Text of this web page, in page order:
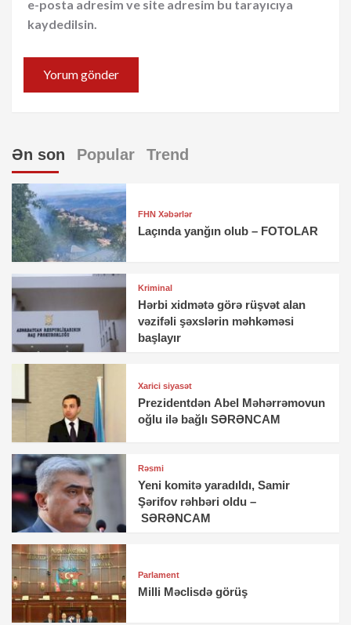
e-posta adresim ve site adresim bu tarayıcıya
kaydedilsin.
Ən son Popular Trend
FHN Xəbərlər
Laçında yanğın olub – FOTOLAR
Kriminal
Hərbi xidmətə görə rüşvət alan
vəzifəli şəxslərin məhkəməsi
başlayır
Xarici siyasət
Prezidentdən Abel Məhərrəmovun
oğlu ilə bağlı SƏRƏNCAM
Rəsmi
Yeni komitə yaradıldı, Samir
Şərifov rəhbəri oldu –
SƏRƏNCAM
Parlament
Milli Məclisdə görüş